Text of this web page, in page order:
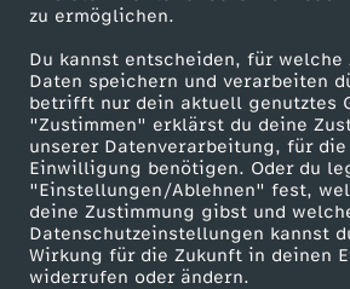
zu ermöglichen.
Du kannst entscheiden, für welche
Daten speichern und verarbeiten
betrifft nur dein aktuell genutztes
"Zustimmen" erklärst du deine
unserer Datenverarbeitung, für
Einwilligung benötigen. Oder du
"Einstellungen/Ablehnen" fest,
deine Zustimmung gibst und
Datenschutzeinstellungen kannst
Wirkung für die Zukunft in deinen
widerrufen oder ändern.
f
l
i
k
t
ZDF goes Schule
Werbefernsehen
Mainzelmännchen